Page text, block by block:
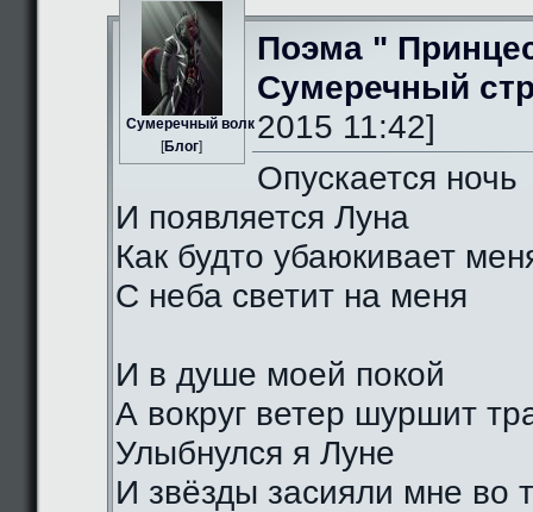
Сумеречный волк
[Блог]
Поэма "
Сумеречный
2015 11:42]
Опускается ночь
И появляется Луна
Как будто убаюкивает
С неба светит на меня
И в душе моей покой
А вокруг ветер шуршит
Улыбнулся я Луне
И звёзды засияли мне во